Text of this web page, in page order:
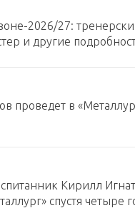
2026/27:
и другие
проведет в
Кирилл
спустя четыре